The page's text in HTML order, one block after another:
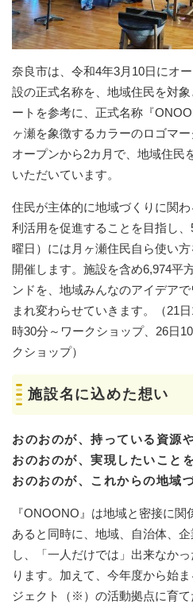
奈良市は、令和4年3月10日にオ
設の正式名称を、地域住民を対
ートを参考に、正式名称『
ヶ瀬を象徴するカラーのロゴマー
オープンから2カ月で、地域住民
いただいています。
住民が主体的に地域づくりに関
利活用を促進することを目指し
曜日）には月ヶ瀬住民自ら使い
開催します。施設を含め6,974平
ンドを、地域みんなのアイデア
まれ変わらせていきます。（21
時30分～ワークショップ、26日
クショップ）
施設名に込めた想い
おのおのが、持っている資源
おのおのが、実現したいこと
おのおのが、これからの地域
『ONOONO』は地域と密接に
あると同時に、地域、自治体、
し、「一人だけでは」出来なか
ります。加えて、今年度から始
ジェクト（※）の活動拠点に育